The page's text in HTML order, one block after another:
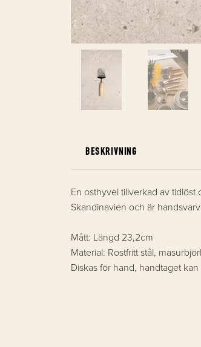
BESKRIVNING
En osthyvel tillverkad av
Skandinavien och är
Mått: Längd 23,2cm
Material: Rostfritt stål,
Diskas för hand, handtaget